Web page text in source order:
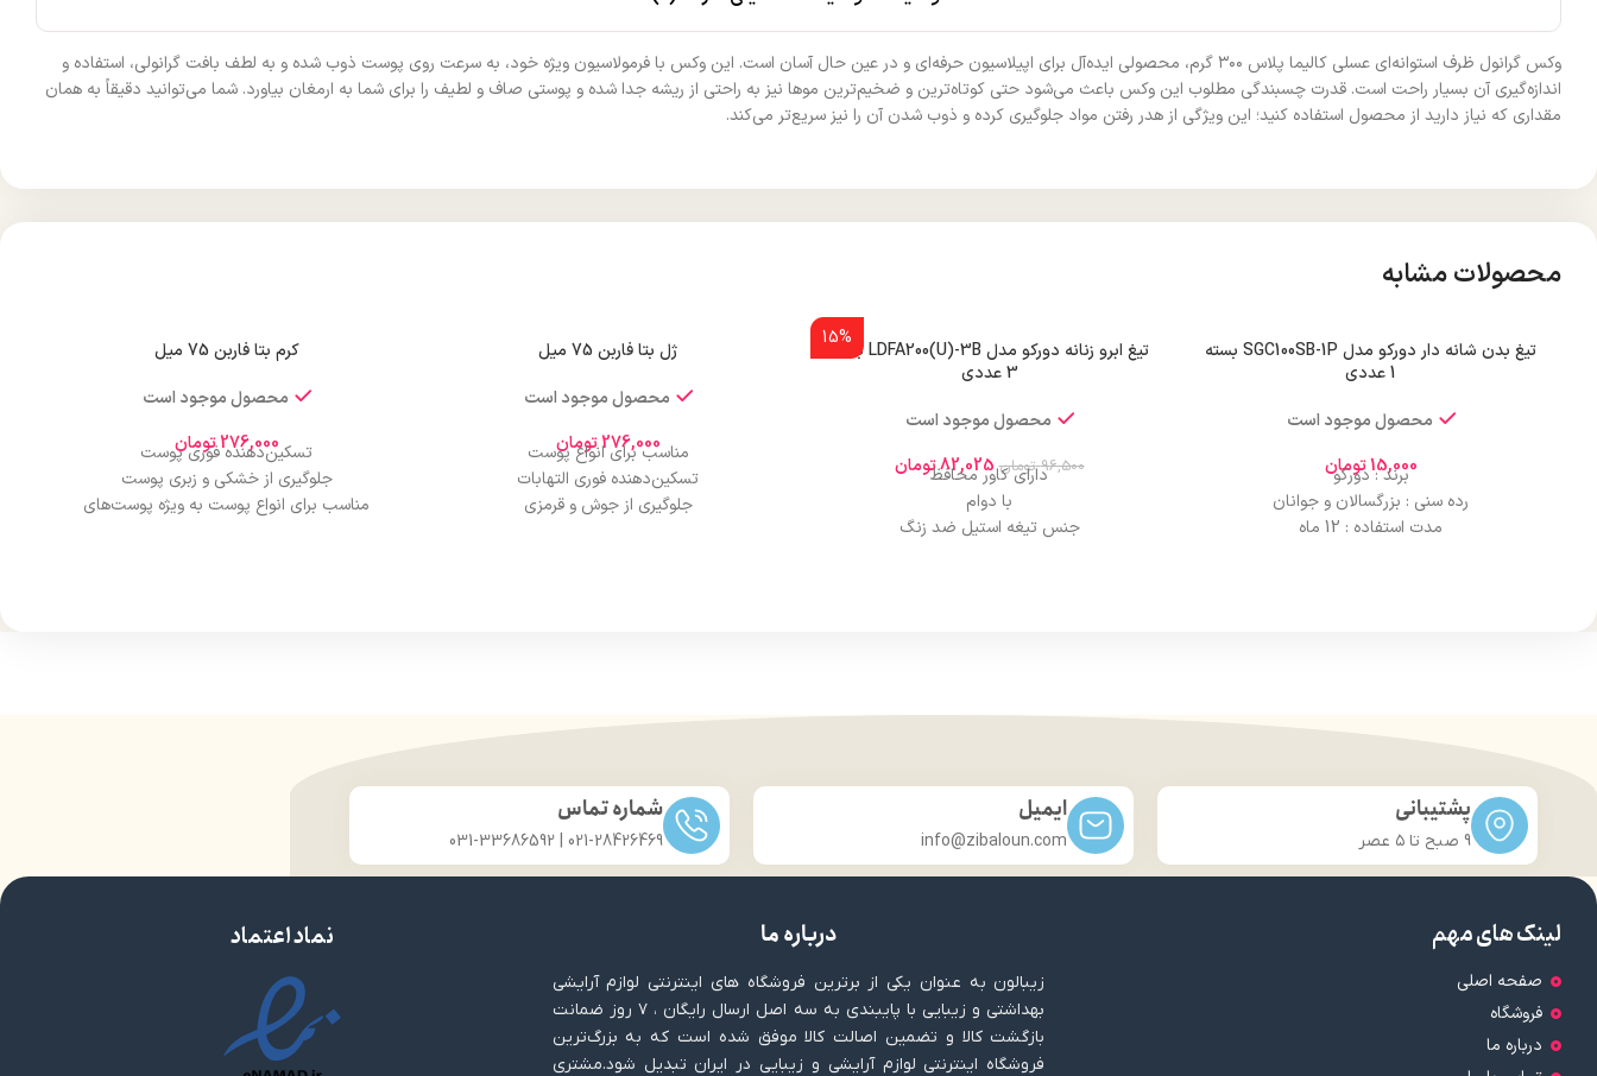
وکس گرانول ظرف استوانه‌ای عسلی کالیما پلاس ۳۰۰ گرم، محصولی ایده‌آل برای اپیلاسیون حرفه‌ای و در عین حال آسان است. این وکس با فرمولاسیون ویژه خود، به سرعت روی پوست ذوب شده و به لطف بافت گرانولی، استفاده و
اندازه‌گیری آن بسیار راحت است. قدرت چسبندگی مطلوب این وکس باعث می‌شود حتی کوتاه‌ترین و ضخیم‌ترین موها نیز به راحتی از ریشه جدا شده و پوستی صاف و لطیف را برای شما به ارمغان بیاورد. شما می‌توانید دقیقاً به همان
مقداری که نیاز دارید از محصول استفاده کنید؛ این ویژگی از هدر رفتن مواد جلوگیری کرده و ذوب شدن آن را نیز سریع‌تر می‌کند.
محصولات مشابه
تیغ بدن شانه دار دورکو مدل SGC100SB-1P بسته
1 عددی
محصول موجود است
15,000تومان
برند : دورکو
رده سنی : بزرگسالان و جوانان
مدت استفاده : 12 ماه
15%
تیغ ابرو زنانه دورکو مدل LDFA200(U)-3B بسته
3 عددی
محصول موجود است
96,500 تومان 82,025توماندارای کاور محافظ
با دوام
جنس تیغه استیل ضد زنگ
ژل بتا فاربن 75 میل
محصول موجود است
276,000 تومان
مناسب برای انواع پوست
تسکین‌دهنده فوری التهابات
جلوگیری از جوش و قرمزی
کرم بتا فاربن 75 میل
محصول موجود است
276,000 تومان
تسکین‌دهنده فوری پوست
جلوگیری از خشکی و زبری پوست
مناسب برای انواع پوست به ویژه پوست‌های
پشتیبانی
9 صبح تا ۵ عصر
ایمیل
info@zibaloun.com
شماره تماس
021-28426469 | 031-33686592
لینک های مهم
صفحه اصلی
فروشگاه
درباره ما
درباره ما
زیبالون به عنوان یکی از برترین فروشگاه های اینترنتی لوازم آرایشی
بهداشتی و زیبایی با پایبندی به سه اصل ارسال رایگان ، ۷ روز ضمانت
بازگشت کالا و تضمین اصالت کالا موفق شده است که به بزرگ‌ترین
فروشگاه اینترنتی لوازم آرایشی و زیبایی در ایران تبدیل شود.مشتری
نماد اعتماد